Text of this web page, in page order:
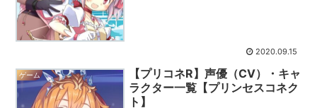
2020.09.15
ゲーム
【プリコネR】声優（CV）・キャ
ラクター一覧【プリンセスコネク
ト】